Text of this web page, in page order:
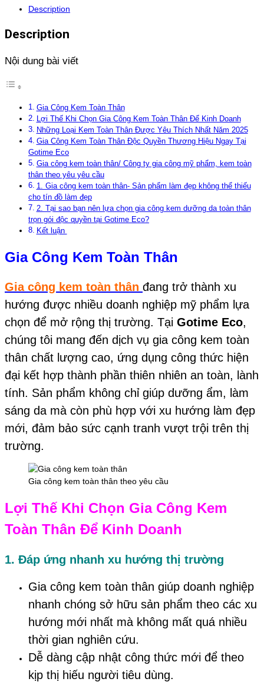
Description
Description
Nội dung bài viết
Gia Công Kem Toàn Thân
Lợi Thế Khi Chọn Gia Công Kem Toàn Thân Để Kinh Doanh
Những Loại Kem Toàn Thân Được Yêu Thích Nhất Năm 2025
Gia Công Kem Toàn Thân Độc Quyền Thương Hiệu Ngay Tại
Gotime Eco
Gia công kem toàn thân/ Công ty gia công mỹ phẩm, kem toàn
thân theo yêu yêu cầu
1. Gia công kem toàn thân- Sản phẩm làm đẹp không thể thiếu
cho tín đồ làm đẹp
2. Tại sao bạn nên lựa chọn gia công kem dưỡng da toàn thân
trọn gói độc quyền tại Gotime Eco?
Kết luận
Gia Công Kem Toàn Thân
Gia công kem toàn thân đang trở thành xu
hướng được nhiều doanh nghiệp mỹ phẩm lựa
chọn để mở rộng thị trường. Tại Gotime Eco,
chúng tôi mang đến dịch vụ gia công kem toàn
thân chất lượng cao, ứng dụng công thức hiện
đại kết hợp thành phần thiên nhiên an toàn, lành
tính. Sản phẩm không chỉ giúp dưỡng ẩm, làm
sáng da mà còn phù hợp với xu hướng làm đẹp
mới, đảm bảo sức cạnh tranh vượt trội trên thị
trường.
Gia công kem toàn thân theo yêu cầu
Lợi Thế Khi Chọn Gia Công Kem
Toàn Thân Để Kinh Doanh
1. Đáp ứng nhanh xu hướng thị trường
Gia công kem toàn thân giúp doanh nghiệp
nhanh chóng sở hữu sản phẩm theo các xu
hướng mới nhất mà không mất quá nhiều
thời gian nghiên cứu.
Dễ dàng cập nhật công thức mới để theo
kịp thị hiếu người tiêu dùng.